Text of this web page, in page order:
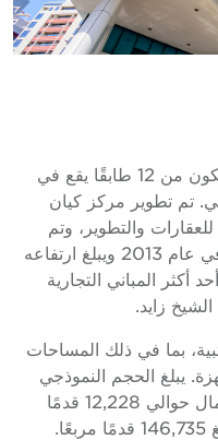
مركز كيان للأعمال هو برج تجاري مكون من 12 طابقًا يقع في
تطوير مركز كيان
والتطوير، وتم
الانتهاء من بناء مركز كيان للأعمال في عام 2013 ويبلغ ارتفاعه
المباني التجارية
زايد.
بما في ذلك المساحات
يبلغ الحجم النموذجي
للوحدة المكتبية في مركز كيان للأعمال حوالي 12,228 قدمًا
مربعًا، مع مساحة مكتبية إجمالية تبلغ 146,735 قدمًا مربعًا.